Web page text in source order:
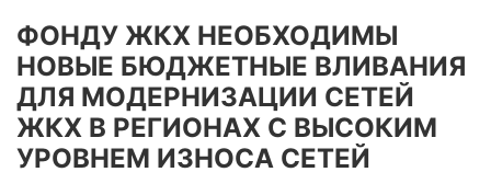
ФОНДУ ЖКХ НЕОБХОДИМЫ
НОВЫЕ БЮДЖЕТНЫЕ ВЛИВАНИЯ
ДЛЯ МОДЕРНИЗАЦИИ СЕТЕЙ
ЖКХ В РЕГИОНАХ С ВЫСОКИМ
УРОВНЕМ ИЗНОСА СЕТЕЙ